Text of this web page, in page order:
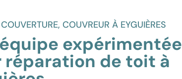
COUVREUR À EYGUIÈRES
expérimentée
réparation de toit à